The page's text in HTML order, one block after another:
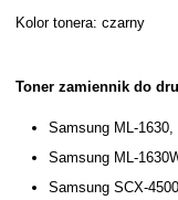
Kolor tonera: czarny
Toner zamiennik do
Samsung ML-1630,
Samsung ML-
Samsung SCX-